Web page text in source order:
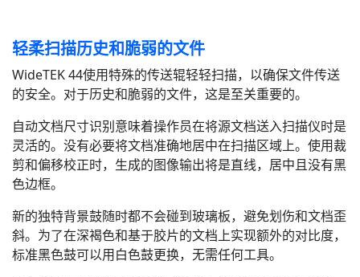
轻柔扫描历史和脆弱的文件
WideTEK 44使用特殊的传送辊轻轻扫描，以确保文件传送
的安全。对于历史和脆弱的文件，这是至关重要的。
自动文档尺寸识别意味着操作员在将源文档送入扫描仪时是
灵活的。没有必要将文档准确地居中在扫描区域上。使用裁
剪和偏移校正时，生成的图像输出将是直线，居中且没有黑
色边框。
新的独特背景鼓随时都不会碰到玻璃板，避免划伤和文档歪
斜。为了在深褐色和基于胶片的文档上实现额外的对比度，
标准黑色鼓可以用白色鼓更换，无需任何工具。